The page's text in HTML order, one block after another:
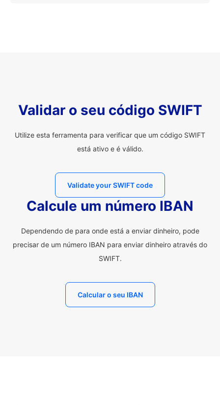
Validar o seu código SWIFT
Utilize esta ferramenta para verificar que um código SWIFT
está ativo e é válido.
Validate your SWIFT code
Calcule um número IBAN
Dependendo de para onde está a enviar dinheiro, pode
precisar de um número IBAN para enviar dinheiro através do
SWIFT.
Calcular o seu IBAN